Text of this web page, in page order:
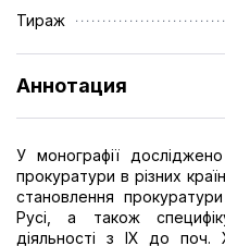
Тираж
Аннотация
У монографії
прокуратури в різних
становлення
Русі, а також
діяльності з IX до поч.